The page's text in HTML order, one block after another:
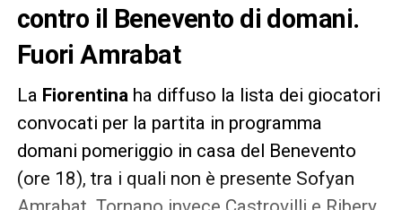
contro il Benevento di domani.
Fuori Amrabat
La Fiorentinaha diffuso la lista dei giocatori
convocati per la partita in programma
domani pomeriggio in casa del Benevento
(ore 18), tra i quali non è presente Sofyan